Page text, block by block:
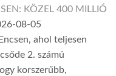
KÖZEL 400 MILLIÓ
08-05
ahol teljesen
2. számú
korszerűbb,